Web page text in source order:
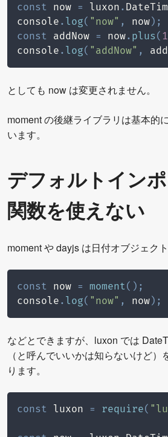
const now = luxon .
console . log( "now" , now) ;
const addNow = now. plus( 1
console . log( "addNow" ,
としても now は変更されません。
moment の後継ライブラリは基本的
います。
デフォルトイン
関数を使えない
moment や dayjs は日付オブジェク
const now = moment( ) ;
console . log( "now" , now) ;
などとできますが、luxon では
（と呼んでいいかは知らないけど
ります。
const luxon = require(